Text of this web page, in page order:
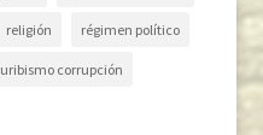
religión régimen político
uribismo corrupción